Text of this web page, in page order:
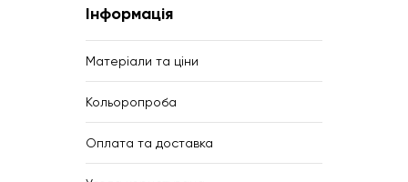
Інформація
Матеріали та ціни
Кольоропроба
Оплата та доставка